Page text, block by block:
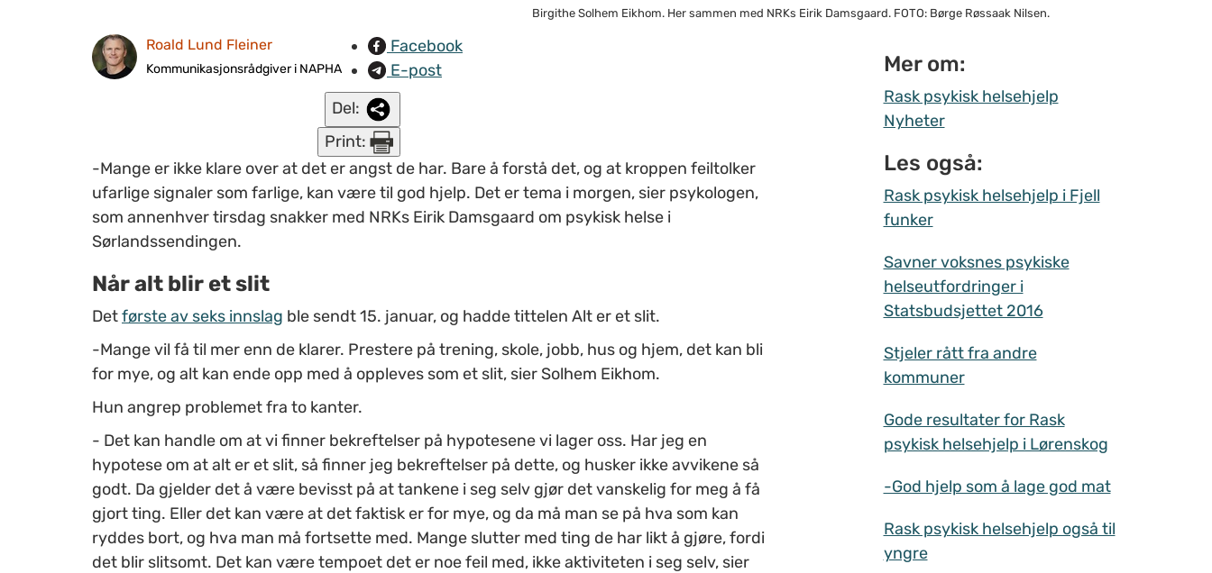
Birgithe Solhem Eikhom. Her sammen med NRKs Eirik Damsgaard. FOTO: Børge Røssaak Nilsen.
Roald Lund Fleiner
Kommunikasjonsrådgiver i NAPHA
Facebook
E-post
Del:
Print:
-Mange er ikke klare over at det er angst de har. Bare å forstå det, og at kroppen feiltolker
ufarlige signaler som farlige, kan være til god hjelp. Det er tema i morgen, sier psykologen,
som annenhver tirsdag snakker med NRKs Eirik Damsgaard om psykisk helse i
Sørlandssendingen.
Når alt blir et slit
Detførste av seks innslag ble sendt 15. januar, og hadde tittelen Alt er et slit.
-Mange vil få til mer enn de klarer. Prestere på trening, skole, jobb, hus og hjem, det kan bli
for mye, og alt kan ende opp med å oppleves som et slit, sier Solhem Eikhom.
Hun angrep problemet fra to kanter.
- Det kan handle om at vi finner bekreftelser på hypotesene vi lager oss. Har jeg en
hypotese om at alt er et slit, så finner jeg bekreftelser på dette, og husker ikke avvikene så
godt. Da gjelder det å være bevisst på at tankene i seg selv gjør det vanskelig for meg å få
gjort ting. Eller det kan være at det faktisk er for mye, og da må man se på hva som kan
ryddes bort, og hva man må fortsette med. Mange slutter med ting de har likt å gjøre, fordi
det blir slitsomt. Det kan være tempoet det er noe feil med, ikke aktiviteten i seg selv, sier
Mer om:
Rask psykisk helsehjelp
Nyheter
Les også:
Rask psykisk helsehjelp i Fjell
funker
Savner voksnes psykiske
helseutfordringer i
Statsbudsjettet 2016
Stjeler rått fra andre
kommuner
Gode resultater for Rask
psykisk helsehjelp i Lørenskog
-God hjelp som å lage god mat
Rask psykisk helsehjelp også til
yngre